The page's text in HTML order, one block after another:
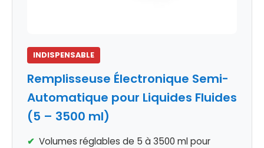
INDISPENSABLE
Remplisseuse Électronique Semi-
Automatique pour Liquides Fluides
(5 – 3500 ml)
Volumes réglables de 5 à 3500 ml pour